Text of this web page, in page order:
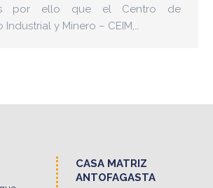
por ello que el Centro de
Industrial y Minero – CEIM,…
CASA MATRIZ
ANTOFAGASTA